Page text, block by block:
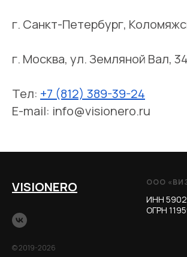
г. Санкт-Петербург,
г. Москва, ул. Земляной Вал,
Тел: +7 (812) 389-39-24
E-mail: info@visionero.ru
VISIONERO
© 2019-2026
ООО
ИНН
ОГРН